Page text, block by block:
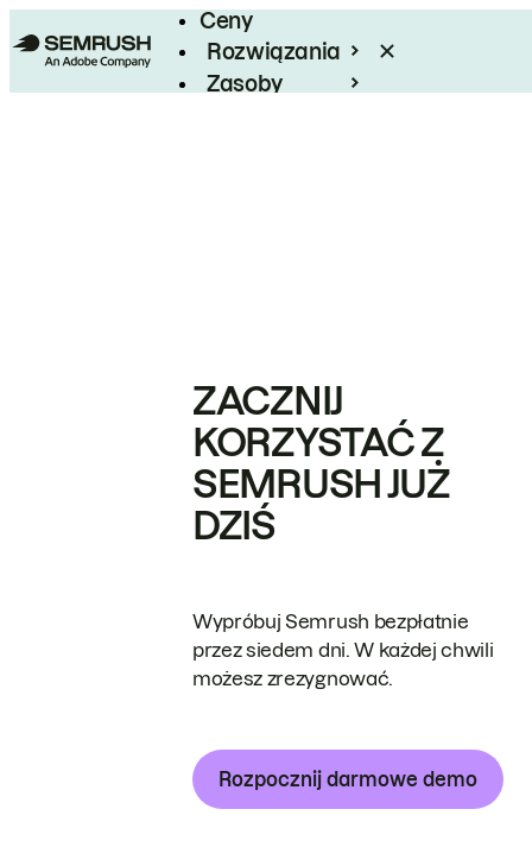
Ceny
Rozwiązania
Zasoby
ZACZNIJ
KORZYSTAĆ Z
SEMRUSH JUŻ
DZIŚ
Wypróbuj Semrush bezpłatnie
przez siedem dni. W każdej chwili
możesz zrezygnować.
Rozpocznij darmowe demo